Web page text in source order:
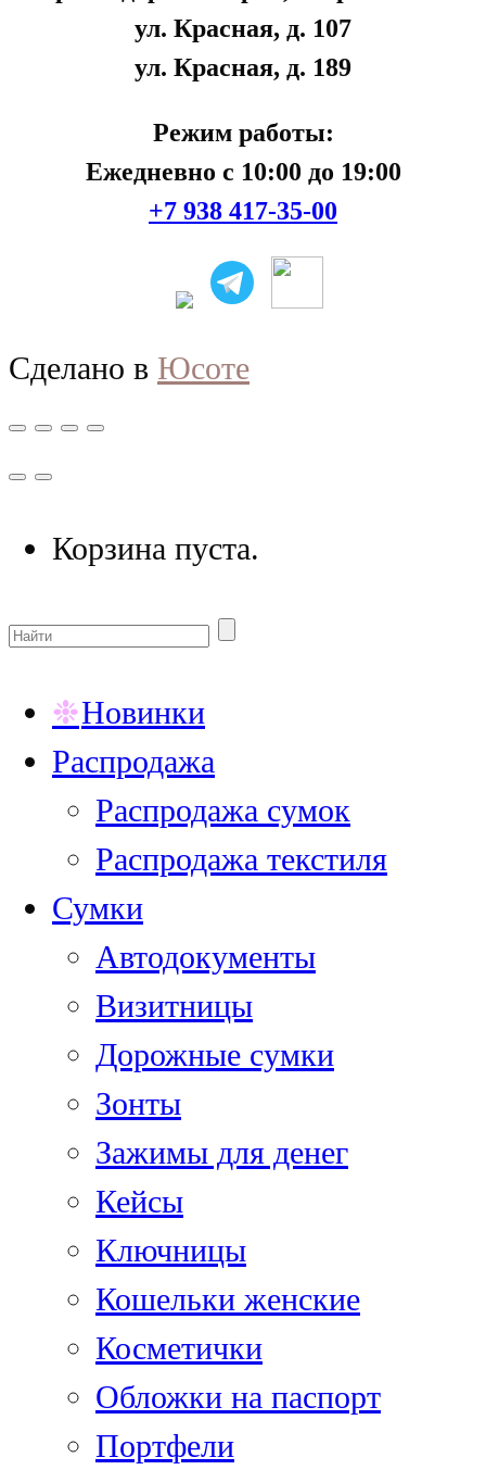
ул. Красная, д. 107
ул. Красная, д. 189
Режим работы:
Ежедневно с 10:00 до 19:00
+7 938 417-35-00
Сделано в Юсоте
Корзина пуста.
Новинки
Распродажа
Распродажа сумок
Распродажа текстиля
Сумки
Автодокументы
Визитницы
Дорожные сумки
Зонты
Зажимы для денег
Кейсы
Ключницы
Кошельки женские
Косметички
Обложки на паспорт
Портфели